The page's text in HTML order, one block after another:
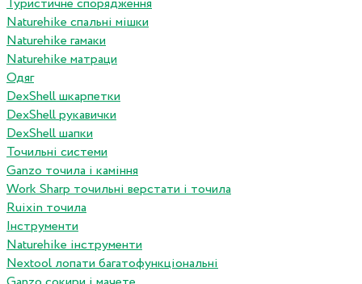
Туристичне спорядження
Naturehike спальні мішки
Naturehike гамаки
Naturehike матраци
Одяг
DexShell шкарпетки
DexShell рукавички
DexShell шапки
Точильні системи
Ganzo точила і каміння
Work Sharp точильні верстати і точила
Ruixin точила
Інструменти
Naturehike інструменти
Nextool лопати багатофункціональні